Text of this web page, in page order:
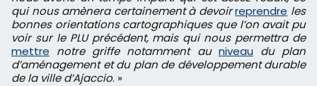
qui nous amènera certainement à devoirreprendre les
bonnes orientations cartographiques que l’on avait pu
voir sur le PLU précédent, mais qui nous permettra de
mettre notre griffe notamment au niveau du plan
d’aménagement et du plan de développement durable
de la ville d’Ajaccio. »